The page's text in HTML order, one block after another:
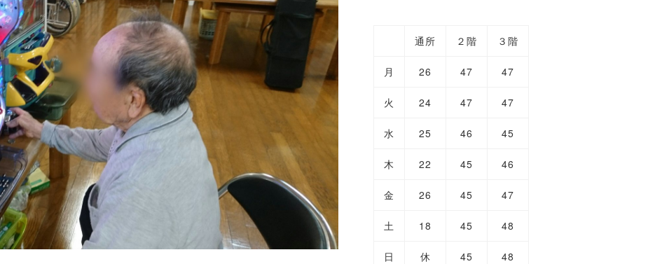
通所 ２階 ３階
月 26 47 47
火 24 47 47
水 25 46 45
木 22 45 46
金 26 45 47
土 18 45 48
日 休 45 48